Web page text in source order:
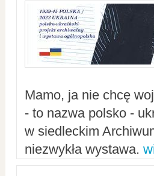
Mamo, ja nie chcę
- to nazwa polsko -
w siedleckim
niezwykła wystawa.